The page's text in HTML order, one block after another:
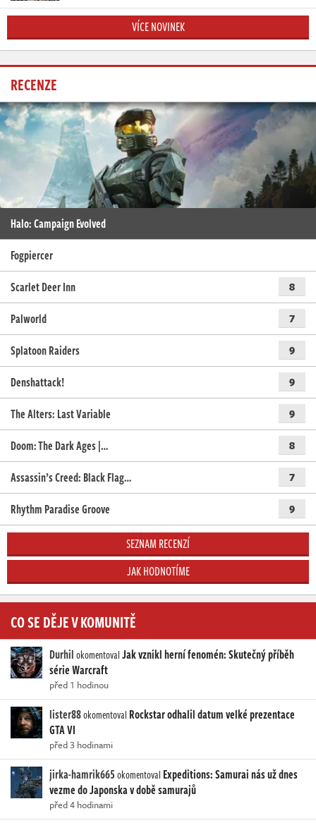
VÍCE NOVINEK
RECENZE
Halo: Campaign Evolved
Fogpiercer
Scarlet Deer Inn
8
Palworld 7
Splatoon Raiders 9
Denshattack! 9
The Alters: Last Variable 9
Doom: The Dark Ages |… 8
Assassin’s Creed: Black Flag… 7
Rhythm Paradise Groove 9
SEZNAM RECENZÍ
JAK HODNOTÍME
CO SE DĚJE V KOMUNITĚ
DurhilokomentovalJak vznikl herní fenomén: Skutečný příběh
série Warcraft
před 1 hodinou
lister88okomentoval Rockstar odhalil datum velké prezentace
GTA VI
před 3 hodinami
jirka-hamrik665okomentoval Expeditions: Samurai nás už dnes
vezme do Japonska v době samurajů
před 4 hodinami